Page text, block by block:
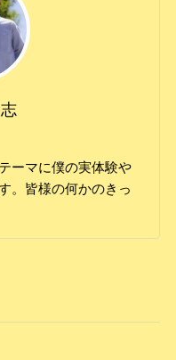
ーマに僕の実体験や
。皆様の何かのきっ